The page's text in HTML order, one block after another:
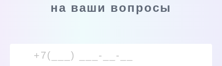
на ваши вопросы